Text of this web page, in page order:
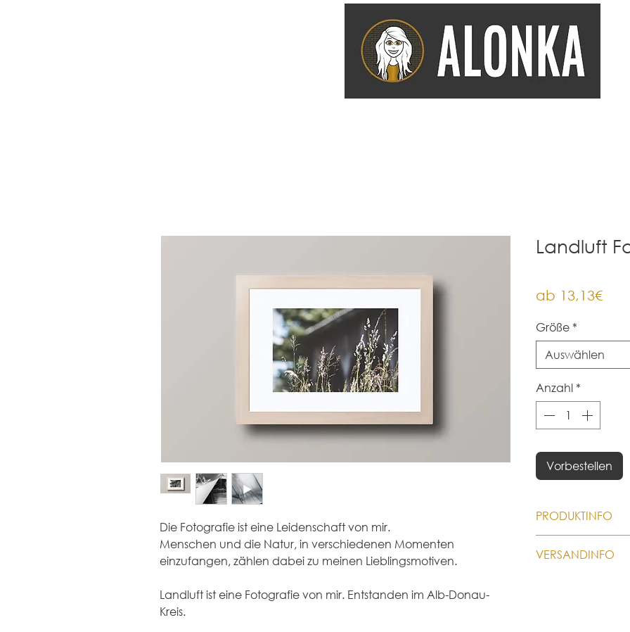
Die Fotografie ist eine Leidenschaft von mir.
Menschen und die Natur, in verschiedenen Momenten
einzufangen, zählen dabei zu meinen Lieblingsmotiven.
Landluft ist eine Fotografie von mir. Entstanden im Alb-Donau-
Kreis.
Landluft
ab 13,13€Sale-
Größe *
Auswählen
Anzahl *
Vorbestellen
PRODUKTINFO
individuelles
VERSANDINFO